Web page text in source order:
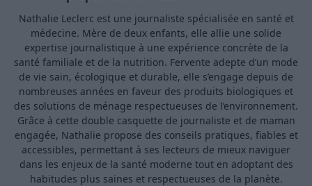
Nathalie Leclerc est une journaliste spécialisée en santé et
médecine. Mère de deux enfants, elle allie une solide
expertise journalistique à une expérience concrète de la
santé familiale et de la nutrition. Fervente adepte d’un mode
de vie sain, écologique et durable, elle s’engage depuis de
nombreuses années en faveur des produits biologiques et
des solutions de ménage respectueuses de l’environnement.
Grâce à cette double casquette de journaliste et de maman
engagée, Nathalie propose des conseils pratiques, fiables et
accessibles, permettant à ses lecteurs de mieux naviguer
dans les enjeux de la santé moderne tout en adoptant des
habitudes plus saines et respectueuses de la planète.